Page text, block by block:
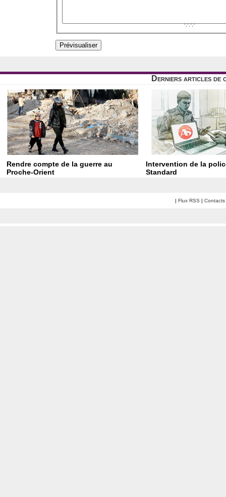
Derniers articles de
Rendre compte de la guerre au
Proche-Orient
Intervention de la
Standard
| Flux RSS | Contacts